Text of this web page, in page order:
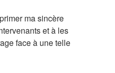
ma sincère
et à les
face à une telle